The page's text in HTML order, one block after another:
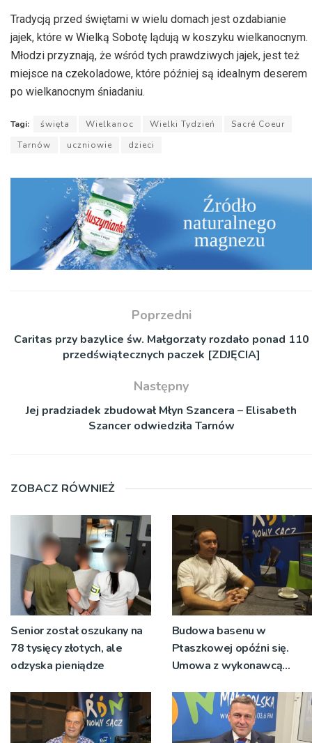
Tradycją przed świętami w wielu domach jest ozdabianie
jajek, które w Wielką Sobotę lądują w koszyku wielkanocnym.
Młodzi przyznają, że wśród tych prawdziwych jajek, jest też
miejsce na czekoladowe, które później są idealnym deserem
po wielkanocnym śniadaniu.
Tagi: święta Wielkanoc Wielki Tydzień
Sacré Coeur
Tarnów
uczniowie dzieci
Poprzedni
Caritas przy bazylice św. Małgorzaty rozdało ponad 110
przedświątecznych paczek [ZDJĘCIA]
Następny
Jej pradziadek zbudował Młyn Szancera – Elisabeth
Szancer odwiedziła Tarnów
ZOBACZ RÓWNIEŻ
Senior został oszukany na
78 tysięcy złotych, ale
odzyska pieniądze
Budowa basenu w
Ptaszkowej opóźni się.
Umowa z wykonawcą
nie zostanie podpisana